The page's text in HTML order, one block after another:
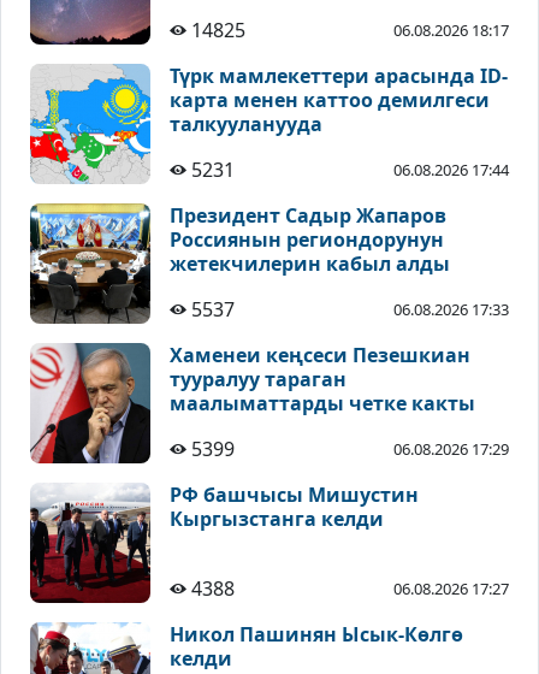
14825
06.08.2026 18:17
Түрк мамлекеттери арасында ID-
карта менен каттоо демилгеси
талкууланууда
5231
06.08.2026 17:44
Президент Садыр Жапаров
Россиянын региондорунун
жетекчилерин кабыл алды
5537
06.08.2026 17:33
Хаменеи кеңсеси Пезешкиан
тууралуу тараган
маалыматтарды четке какты
5399
06.08.2026 17:29
РФ башчысы Мишустин
Кыргызстанга келди
4388 06.08.2026 17:27
Никол Пашинян Ысык-Көлгө
келди